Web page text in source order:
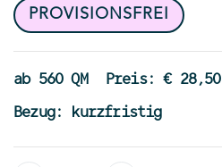
PROVISIONSFREI
ab 560 QM Preis: € 28,50
Bezug: kurzfristig